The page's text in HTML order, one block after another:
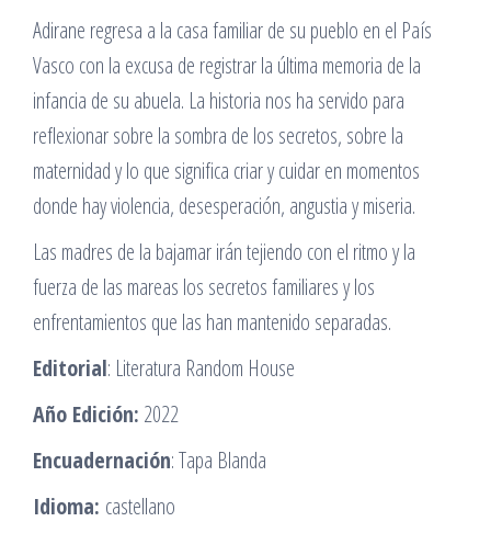
Adirane regresa a la casa familiar de su pueblo en el País
Vasco con la excusa de registrar la última memoria de la
infancia de su abuela. La historia nos ha servido para
reflexionar sobre la sombra de los secretos, sobre la
maternidad y lo que significa criar y cuidar en momentos
donde hay violencia, desesperación, angustia y miseria.
Las madres de la bajamar irán tejiendo con el ritmo y la
fuerza de las mareas los secretos familiares y los
enfrentamientos que las han mantenido separadas.
Editorial: Literatura Random House
Año Edición: 2022
Encuadernación: Tapa Blanda
Idioma: castellano